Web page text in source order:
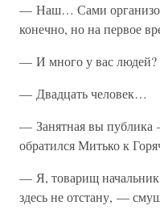
— Наш… Сами
конечно, но на первое
— И много у вас людей?
— Двадцать человек…
— Занятная вы
обратился Митько к
— Я, товарищ
здесь не отстану, —